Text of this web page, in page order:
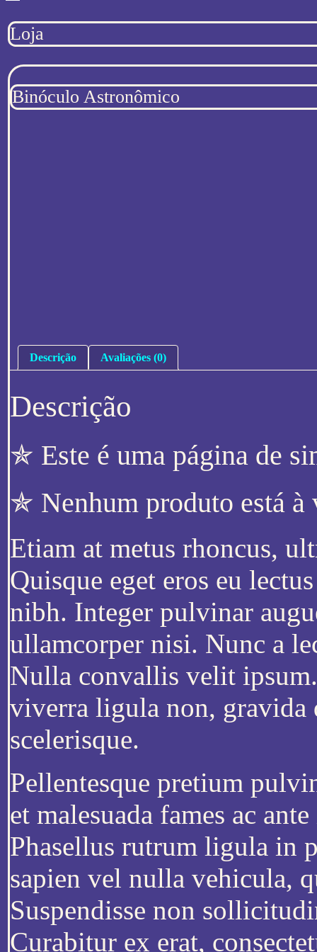
Loja
Binóculo Astronômico
Descrição Avaliações (0)
Descrição
✯ Este é uma página de
✯ Nenhum produto está
Etiam at metus rhoncus,
Quisque eget eros eu
nibh. Integer pulvinar
ullamcorper nisi. Nunc a
Nulla convallis velit
viverra ligula non,
scelerisque.
Pellentesque pretium
et malesuada fames ac
Phasellus rutrum ligula in
sapien vel nulla vehicula,
Suspendisse non
Curabitur ex erat,